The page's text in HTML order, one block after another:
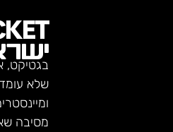
בגטיקט,
שלא
מסיבה